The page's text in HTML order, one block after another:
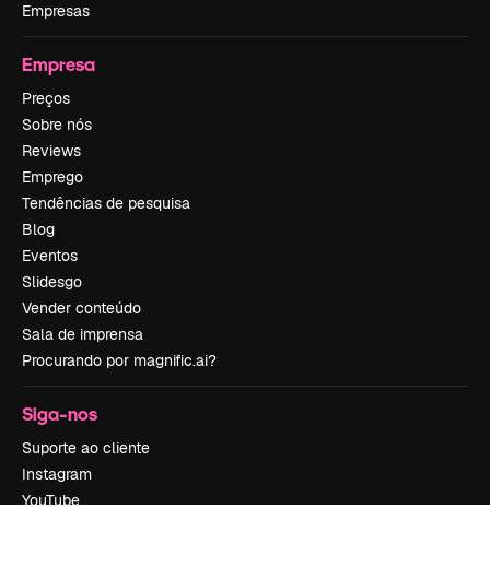
Empresas
Empresa
Preços
Sobre nós
Reviews
Emprego
Tendências de pesquisa
Blog
Eventos
Slidesgo
Vender conteúdo
Sala de imprensa
Procurando por magnific.ai?
Siga-nos
Suporte ao cliente
Instagram
YouTube